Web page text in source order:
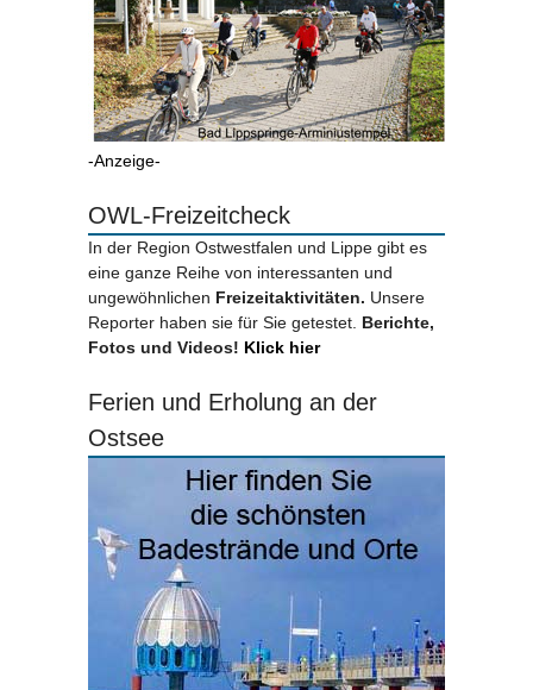
-Anzeige-
OWL-Freizeitcheck
In der Region Ostwestfalen und Lippe gibt es
eine ganze Reihe von interessanten und
ungewöhnlichen Freizeitaktivitäten. Unsere
Reporter haben sie für Sie getestet. Berichte,
Fotos und Videos! Klick hier
Ferien und Erholung an der
Ostsee